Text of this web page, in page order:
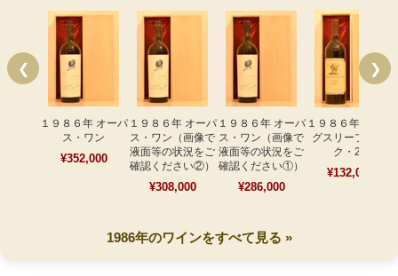
❮
１９８６年 オーパ
ス・ワン
¥352,000
１９８６年 オーパ
ス・ワン（画像で
液面等の状況をご
確認ください②）
¥308,000
１９８６年 オーパ
ス・ワン（画像で
液面等の状況をご
確認ください①）
¥286,000
１９８６年 スタッ
グスリープ カス
ク・23
¥132,000
❯
1986年のワインをすべて見る »